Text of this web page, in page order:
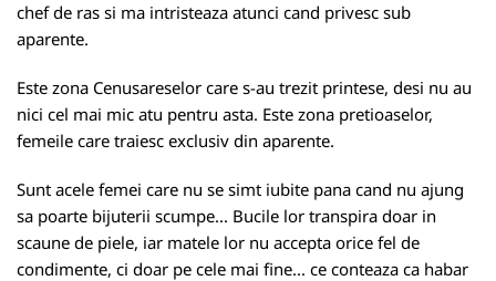
chef de ras si ma intristeaza atunci cand privesc sub
aparente.
Este zona Cenusareselor care s-au trezit printese, desi nu au
nici cel mai mic atu pentru asta. Este zona pretioaselor,
femeile care traiesc exclusiv din aparente.
Sunt acele femei care nu se simt iubite pana cand nu ajung
sa poarte bijuterii scumpe... Bucile lor transpira doar in
scaune de piele, iar matele lor nu accepta orice fel de
condimente, ci doar pe cele mai fine... ce conteaza ca habar